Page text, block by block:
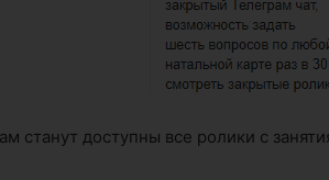
станут доступны все ролики с